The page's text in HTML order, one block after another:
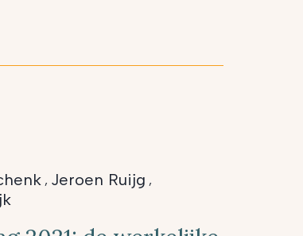
, Jeroen Ruijg ,